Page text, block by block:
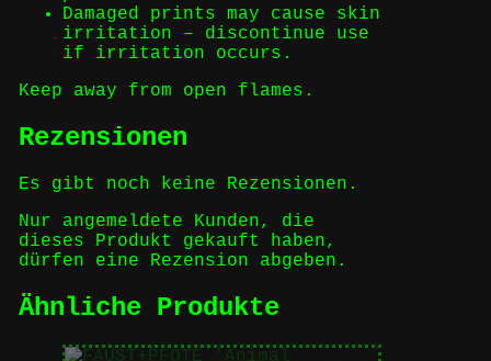
Damaged prints may cause skin
irritation – discontinue use
if irritation occurs.
Keep away from open flames.
Rezensionen
Es gibt noch keine Rezensionen.
Nur angemeldete Kunden, die
dieses Produkt gekauft haben,
dürfen eine Rezension abgeben.
Ähnliche Produkte